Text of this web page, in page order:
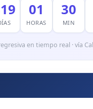
01
HORAS
30
MIN
en tiempo real · vía